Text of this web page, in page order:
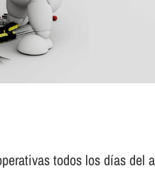
todos los dí­as del